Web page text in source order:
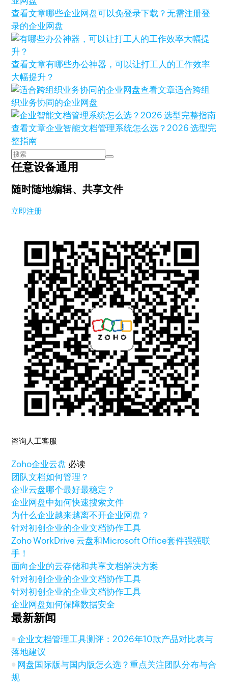
查看文章哪些企业网盘可以免登录下载？无需注册登
录的企业网盘
查看文章有哪些办公神器，可以让打工人的工作效率
大幅提升？
查看文章适合跨组
织业务协同的企业网盘
查看文章企业智能文档管理系统怎么选？2026 选型完
整指南
任意设备通用
随时随地编辑、共享文件
立即注册
咨询人工客服
Zoho企业云盘 必读
团队文档如何管理？
企业云盘哪个最好最稳定？
企业网盘中如何快速搜索文件
为什么企业越来越离不开企业网盘？
针对初创企业的企业文档协作工具
Zoho WorkDrive 云盘和Microsoft Office套件强强联
手！
面向企业的云存储和共享文档解决方案
针对初创企业的企业文档协作工具
针对初创企业的企业文档协作工具
企业网盘如何保障数据安全
最新新闻
企业文档管理工具测评：2026年10款产品对比表与
落地建议
网盘国际版与国内版怎么选？重点关注团队分布与合
规